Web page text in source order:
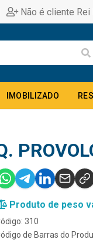
Não é cliente
IMOBILIZADO
Produto de peso
310
de Barras do